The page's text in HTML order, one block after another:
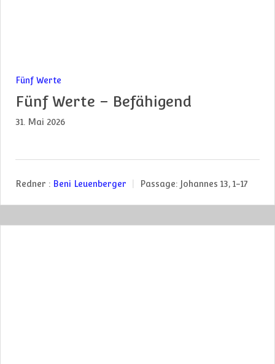
Fünf Werte
Fünf Werte – Befähigend
31. Mai 2026
Redner : Beni Leuenberger Passage: Johannes 13, 1-17